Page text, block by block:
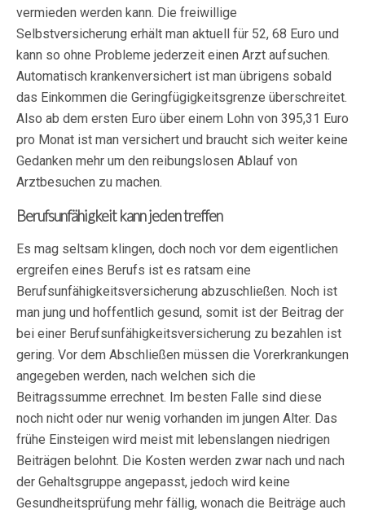
vermieden werden kann. Die freiwillige
Selbstversicherung erhält man aktuell für 52, 68 Euro und
kann so ohne Probleme jederzeit einen Arzt aufsuchen.
Automatisch krankenversichert ist man übrigens sobald
das Einkommen die Geringfügigkeitsgrenze überschreitet.
Also ab dem ersten Euro über einem Lohn von 395,31 Euro
pro Monat ist man versichert und braucht sich weiter keine
Gedanken mehr um den reibungslosen Ablauf von
Arztbesuchen zu machen.
Berufsunfähigkeit kann jeden treffen
Es mag seltsam klingen, doch noch vor dem eigentlichen
ergreifen eines Berufs ist es ratsam eine
Berufsunfähigkeitsversicherung abzuschließen. Noch ist
man jung und hoffentlich gesund, somit ist der Beitrag der
bei einer Berufsunfähigkeitsversicherung zu bezahlen ist
gering. Vor dem Abschließen müssen die Vorerkrankungen
angegeben werden, nach welchen sich die
Beitragssumme errechnet. Im besten Falle sind diese
noch nicht oder nur wenig vorhanden im jungen Alter. Das
frühe Einsteigen wird meist mit lebenslangen niedrigen
Beiträgen belohnt. Die Kosten werden zwar nach und nach
der Gehaltsgruppe angepasst, jedoch wird keine
Gesundheitsprüfung mehr fällig, wonach die Beiträge auch